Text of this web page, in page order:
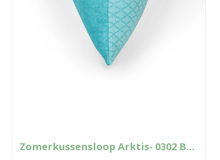
Zomerkussensloop Arktis- 0302 Bella Donna